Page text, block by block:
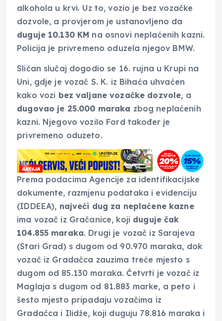
alkohola u krvi. Uz to, vozio je bez vozačke
dozvole, a provjerom je ustanovljeno da
duguje 10.130 KM na osnovi neplaćenih kazni.
Policija je privremeno oduzela njegov BMW.
Sličan slučaj dogodio se 16. rujna u Krupi na
Uni, gdje je vozač S. K. iz Bihaća uhvaćen
kako vozi bez valjane vozačke dozvole, a
dugovao je 25.000 maraka zbog neplaćenih
kazni. Njegovo vozilo Ford također je
privremeno oduzeto.
Prema podacima Agencije za identifikacijske
dokumente, razmjenu podataka i evidenciju
(IDDEEA), najveći dug za neplaćene kazne
ima vozač iz Gračanice, koji duguje čak
104.855 maraka. Drugi je vozač iz Sarajeva
(Stari Grad) s dugom od 90.970 maraka, dok
vozač iz Gradačca zauzima treće mjesto s
dugom od 85.130 maraka. Četvrti je vozač iz
Maglaja s dugom od 81.883 marke, a peto i
šesto mjesto pripadaju vozačima iz
Gradačca i Ilidže, koji duguju 78.816 maraka i